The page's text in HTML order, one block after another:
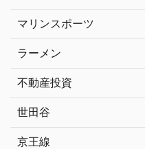
マリンスポーツ
ラーメン
不動産投資
世田谷
京王線